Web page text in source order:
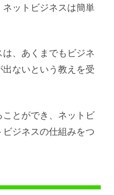
ットビジネスは簡単
、あくまでもビジネ
ないという教えを受
とができ、ネットビ
ジネスの仕組みをつ